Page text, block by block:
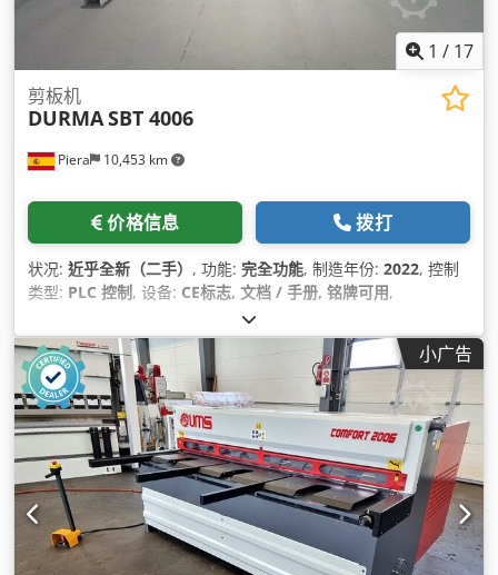
1 / 17
Piera 10,453 km
剪板机
DURMASBT 4006
价格信息 拨打
状况: 近乎全新（二手） , 功能: 完全功能, 制造年份: 2022, 控制
类型: PLC 控制, 设备: CE标志, 文档 / 手册, 铭牌可用,
小广告